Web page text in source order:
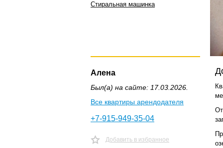
Стиральная машинка
Алена
Был(а) на сайте: 17.03.2026.
Все квартиры арендодателя
+7-915-949-35-04
Добавить в избранное